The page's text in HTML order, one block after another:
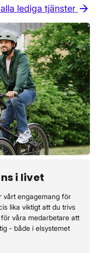
lediga tjänster arrow_forward
i livet
vårt engagemang för
lika viktigt att du trivs
våra medarbetare att
- både i elsystemet